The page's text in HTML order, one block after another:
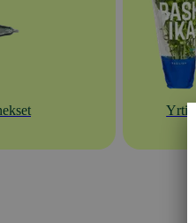
Yrtit